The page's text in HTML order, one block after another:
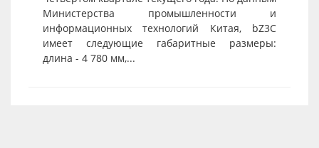
Министерства промышленности и
информационных технологий Китая, bZ3C
имеет следующие габаритные размеры:
длина - 4 780 мм,...